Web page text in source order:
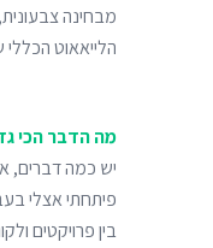
מבחינה
הלייאאוט
מה הדבר הכי
יש כמה דברים,
פיתחתי אצלי
בין פרויקטים